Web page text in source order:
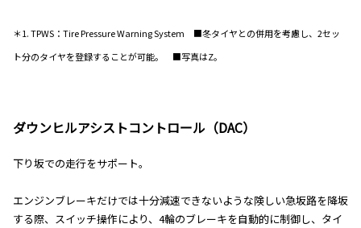
＊1. TPWS：Tire Pressure Warning System ■冬タイヤとの併用を考慮し、2セッ
ト分のタイヤを登録することが可能。 ■写真はZ。
ダウンヒルアシストコントロール（DAC）
下り坂での走行をサポート。
エンジンブレーキだけでは十分減速できないような険しい急坂路を降坂
する際、スイッチ操作により、4輪のブレーキを自動的に制御し、タイ